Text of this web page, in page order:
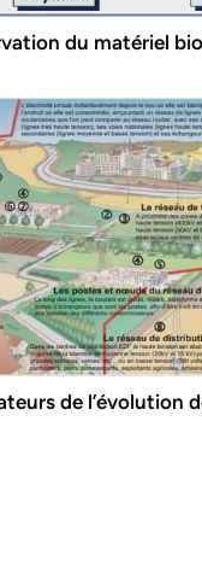
du matériel
de l’évolution